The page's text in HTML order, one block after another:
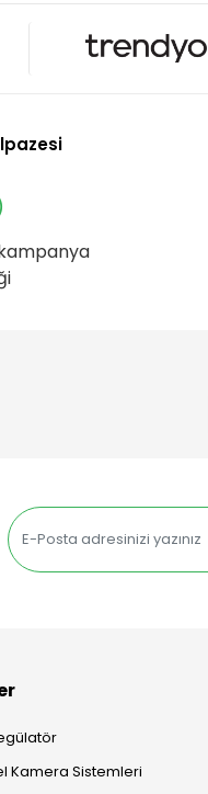
Kamera Sistemleri